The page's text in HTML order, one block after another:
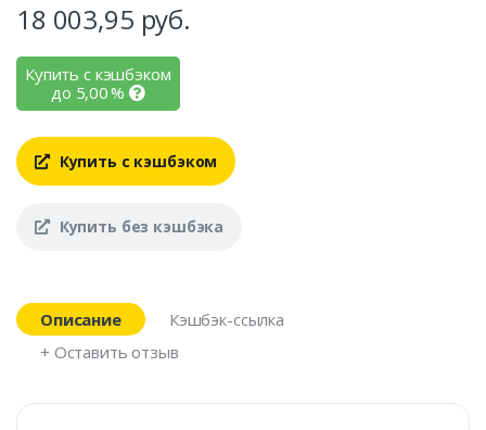
18 003,95 руб.
Купить с кэшбэком
до 5,00%
Купить с кэшбэком
Купить без кэшбэка
Описание
Кэшбэк-ссылка
+ Оставить отзыв